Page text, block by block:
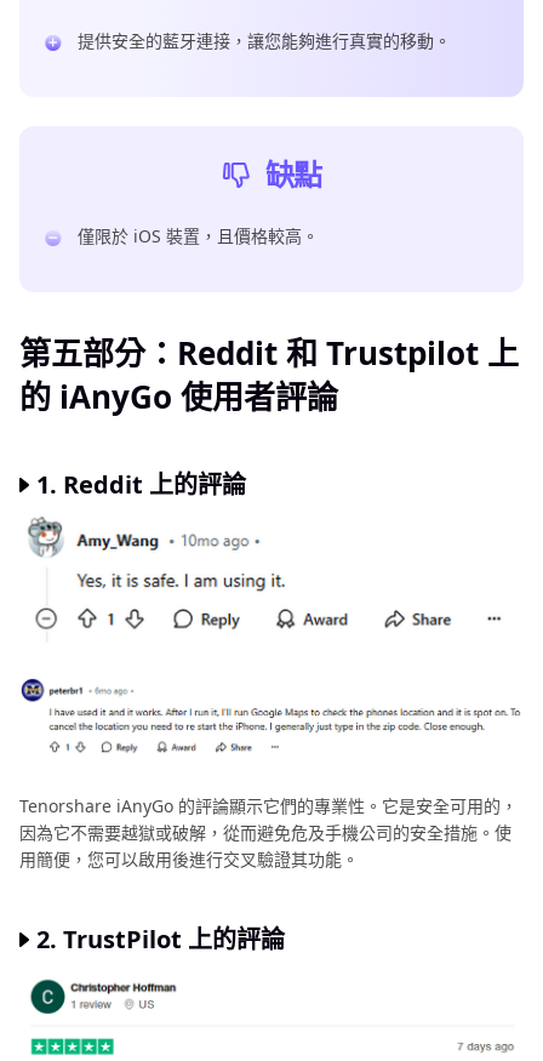
提供安全的藍牙連接，讓您能夠進行真實的移動。
缺點
僅限於 iOS 裝置，且價格較高。
第五部分：Reddit 和 Trustpilot 上
的 iAnyGo 使用者評論
1. Reddit 上的評論
Tenorshare iAnyGo 的評論顯示它們的專業性。它是安全可用的，
因為它不需要越獄或破解，從而避免危及手機公司的安全措施。使
用簡便，您可以啟用後進行交叉驗證其功能。
2. TrustPilot 上的評論